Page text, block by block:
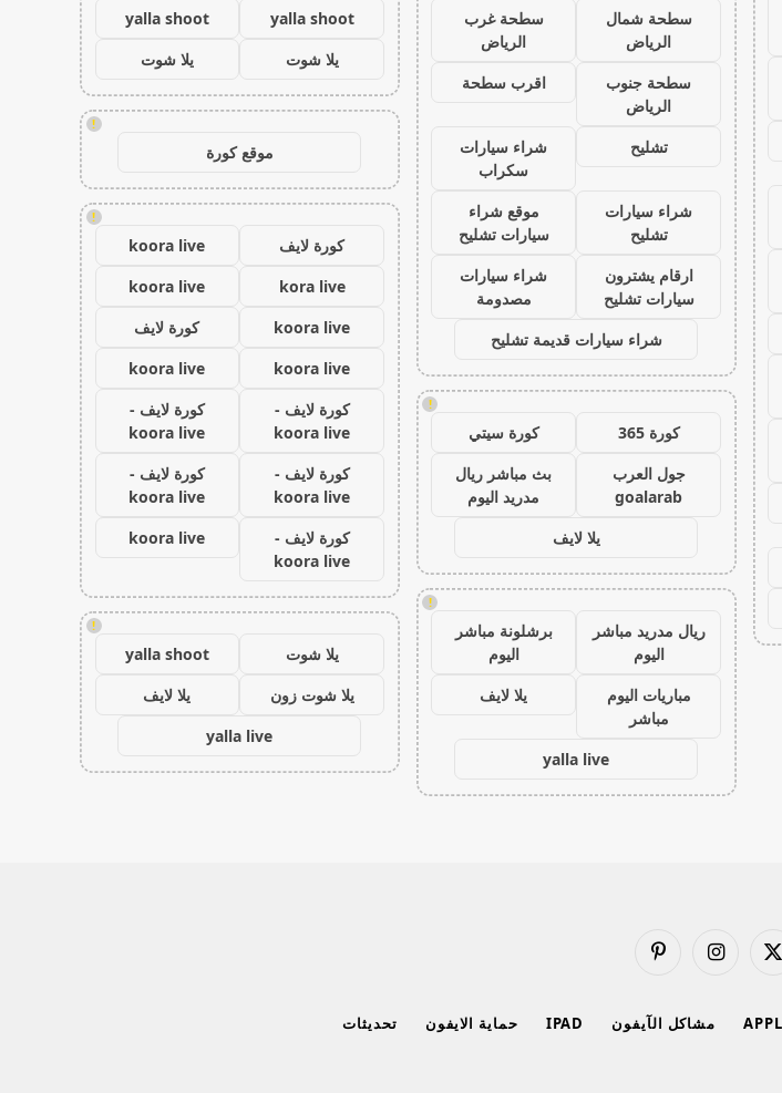
سطحة شمال
الرياض
سطحة غرب
الرياض
سطحة جنوب
الرياض
اقرب سطحة
تشليح
شراء سيارات
سكراب
شراء سيارات
تشليح
موقع شراء
سيارات تشليح
ارقام يشترون
سيارات تشليح
شراء سيارات
مصدومة
شراء سيارات قديمة تشليح
!
كورة 365
كورة سيتي
جول العرب
goalarab
بث مباشر ريال
مدريد اليوم
يلا لايف
!
ريال مدريد مباشر
اليوم
برشلونة مباشر
اليوم
مباريات اليوم
مباشر
يلا لايف
yalla live
yalla shoot
yalla shoot
يلا شوت
يلا شوت
!
موقع كورة
!
كورة لايف
koora live
kora live
koora live
koora live
كورة لايف
koora live
koora live
كورة لايف -
koora live
كورة لايف -
koora live
كورة لايف -
koora live
كورة لايف -
koora live
كورة لايف -
koora live
koora live
!
يلا شوت
yalla shoot
يلا شوت زون
يلا لايف
yalla live
X
الانستغرامبينتيريست
مشاكل الآيفون IPAD حماية الايفون تحديثات